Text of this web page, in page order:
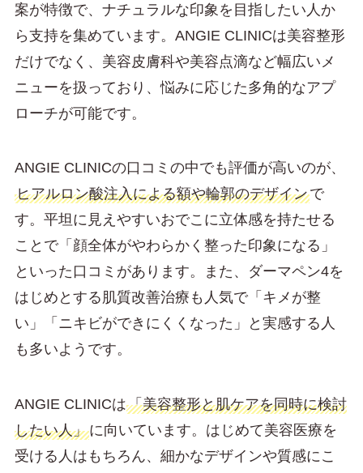
案が特徴で、ナチュラルな印象を目指したい人か
ら支持を集めています。ANGIE CLINICは美容整形
だけでなく、美容皮膚科や美容点滴など幅広いメ
ニューを扱っており、悩みに応じた多角的なアプ
ローチが可能です。
ANGIE CLINICの口コミの中でも評価が高いのが、
ヒアルロン酸注入による額や輪郭のデザインで
す。平坦に見えやすいおでこに立体感を持たせる
ことで「顔全体がやわらかく整った印象になる」
といった口コミがあります。また、ダーマペン4を
はじめとする肌質改善治療も人気で「キメが整
い」「ニキビができにくくなった」と実感する人
も多いようです。
ANGIE CLINICは「美容整形と肌ケアを同時に検討
したい人」に向いています。はじめて美容医療を
受ける人はもちろん、細かなデザインや質感にこ